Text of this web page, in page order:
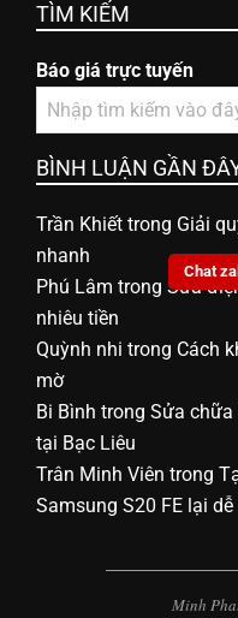
TÌM KIẾM
Báo giá trực tuyến
BÌNH LUẬN GẦN
Trần Khiết trong Giải
nhanh
Phú Lâm trong Sửa
nhiêu tiền
Quỳnh nhi trong Cách
mờ
Bi Bình trong Sửa chữa
tại Bạc Liêu
Trân Minh Viên trong
Samsung S20 FE lại dễ
Minh
Chat